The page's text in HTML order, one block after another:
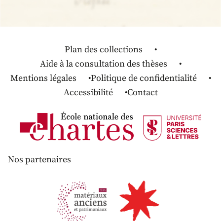
Plan des collections
Aide à la consultation des thèses
Mentions légales
Politique de confidentialité
Accessibilité
Contact
Nos partenaires